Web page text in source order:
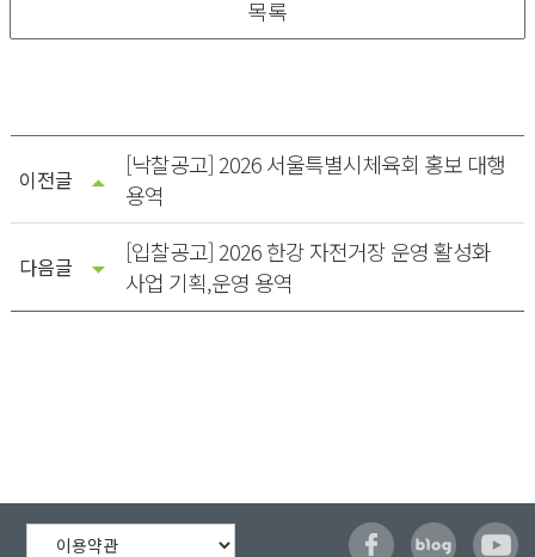
목록
이전글
[낙찰공고] 2026 서울특별시체육회 홍보 대행
용역
다음글
[입찰공고] 2026 한강 자전거장 운영 활성화
사업 기획,운영 용역